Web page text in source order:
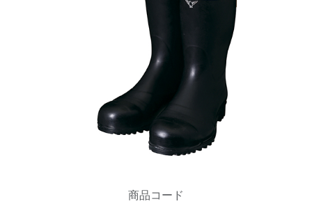
商品コード